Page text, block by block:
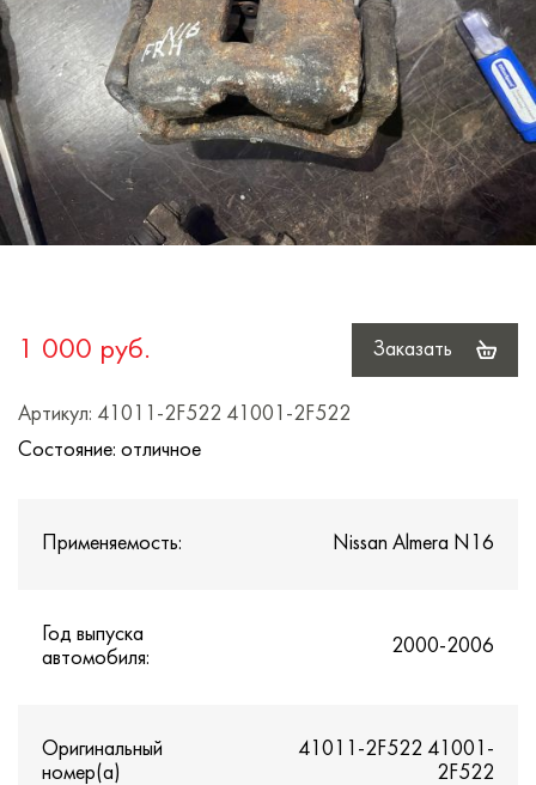
1 000 руб. Заказать
Артикул: 41011-2F522 41001-2F522
Состояние: отличное
Применяемость: Nissan Almera N16
Год выпуска
автомобиля:
2000-2006
Оригинальный
номер(а)
41011-2F522 41001-
2F522